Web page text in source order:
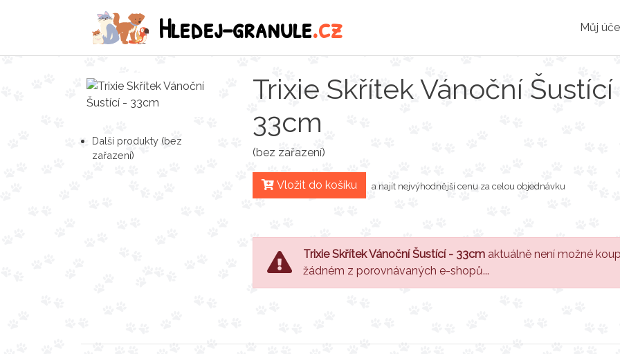
Hledej-granule.cz Můj
Další produkty (bez
zařazení)
Trixie Skřítek Vánoční
33cm
(bez zařazení)
Vložit do košíku a najít nejvýhodnější cenu za celou objednávku
Trixie Skřítek Vánoční Šustící - 33cm aktuálně není možné
žádném z porovnávaných e-shopů...